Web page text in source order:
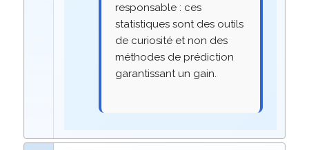
responsable : ces
statistiques sont des outils
de curiosité et non des
méthodes de prédiction
garantissant un gain.